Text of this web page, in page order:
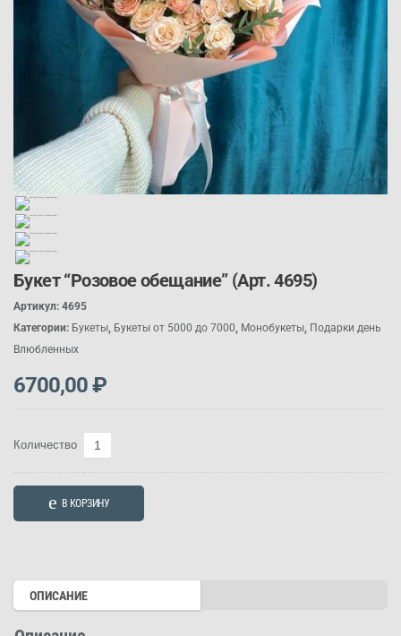
Букет “Розовое обещание” (Арт. 4695)
Артикул: 4695
Категории: Букеты, Букеты от 5000 до 7000, Монобукеты, Подарки день
Влюбленных
6700,00₽
Количество
Количество
Букет
4695)
В КОРЗИНУ
ОПИСАНИЕ